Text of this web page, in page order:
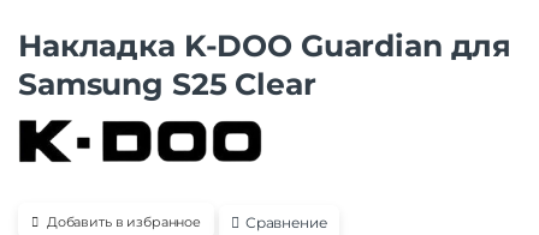
Накладка K-DOO Guardian для
Samsung S25 Clear
Добавить в избранное Сравнение